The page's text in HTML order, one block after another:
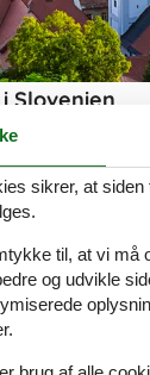
Slovenien
for alle, der kan
til
underjordiske
af smukke
sikrer, at siden
til, at vi må
og udvikle